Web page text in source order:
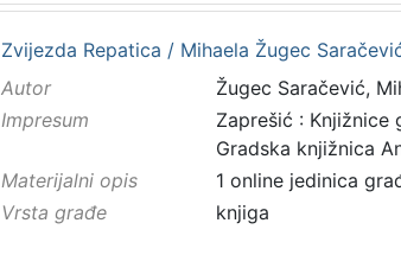
Zvijezda Repatica / Mihaela Žugec
Autor
Žugec Saračević,
Impresum
Zaprešić : Knjižnice
Gradska knjižnica
Materijalni opis
1 online jedinica
Vrsta građe
knjiga